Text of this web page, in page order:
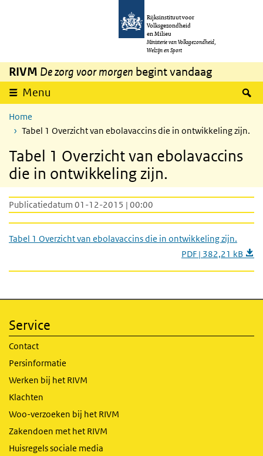
Overslaan en naar de inhoud gaan
Rijksinstituut voor
Volksgezondheid
en Milieu
Ministerie van Volksgezondheid,
Welzijn en Sport
RIVM De zorg voor morgen begint vandaag
Menu
Home
Tabel 1 Overzicht van ebolavaccins die in ontwikkeling zijn.
Tabel 1 Overzicht van ebolavaccins
die in ontwikkeling zijn.
Publicatiedatum 01-12-2015 | 00:00
Tabel 1 Overzicht van ebolavaccins die in ontwikkeling zijn.
PDF | 382,21 kB
Service
Contact
Persinformatie
Werken bij het RIVM
Klachten
Woo-verzoeken bij het RIVM
Zakendoen met het RIVM
Huisregels sociale media